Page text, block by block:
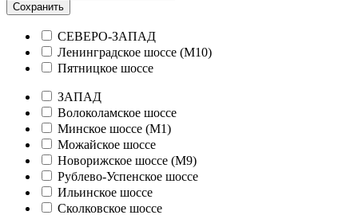
Сохранить
СЕВЕРО-ЗАПАД
Ленинградское шоссе (М10)
Пятницкое шоссе
ЗАПАД
Волоколамское шоссе
Минское шоссе (М1)
Можайское шоссе
Новорижское шоссе (М9)
Рублево-Успенское шоссе
Ильинское шоссе
Сколковское шоссе